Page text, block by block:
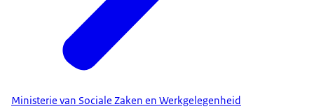
Ministerie van Sociale Zaken en Werkgelegenheid